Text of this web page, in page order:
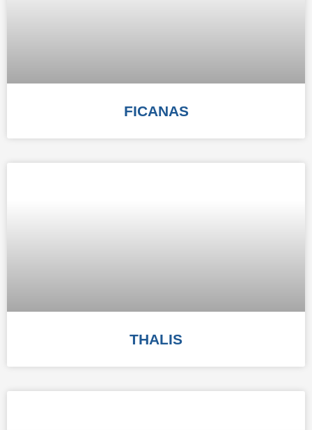
FICANAS
THALIS